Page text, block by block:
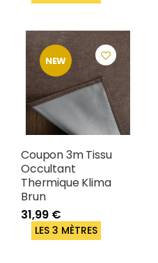
NEW
Coupon 3m Tissu
Occultant
Thermique Klima
Brun
31,99 €
LES 3 MÈTRES